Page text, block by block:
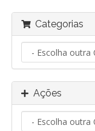
Categorias
Ações